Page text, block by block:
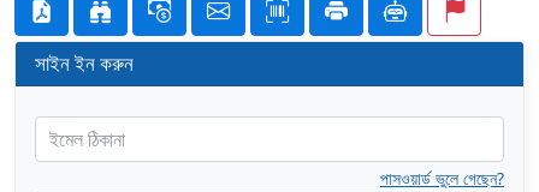
সাইন ইন করুন
ইমেল ঠিকানা
পাসওয়ার্ড ভুলে গেছেন?